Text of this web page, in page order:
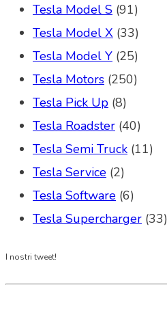
Tesla Model S (91)
Tesla Model X (33)
Tesla Model Y (25)
Tesla Motors (250)
Tesla Pick Up (8)
Tesla Roadster (40)
Tesla Semi Truck (11)
Tesla Service (2)
Tesla Software (6)
Tesla Supercharger (33)
I nostri tweet!